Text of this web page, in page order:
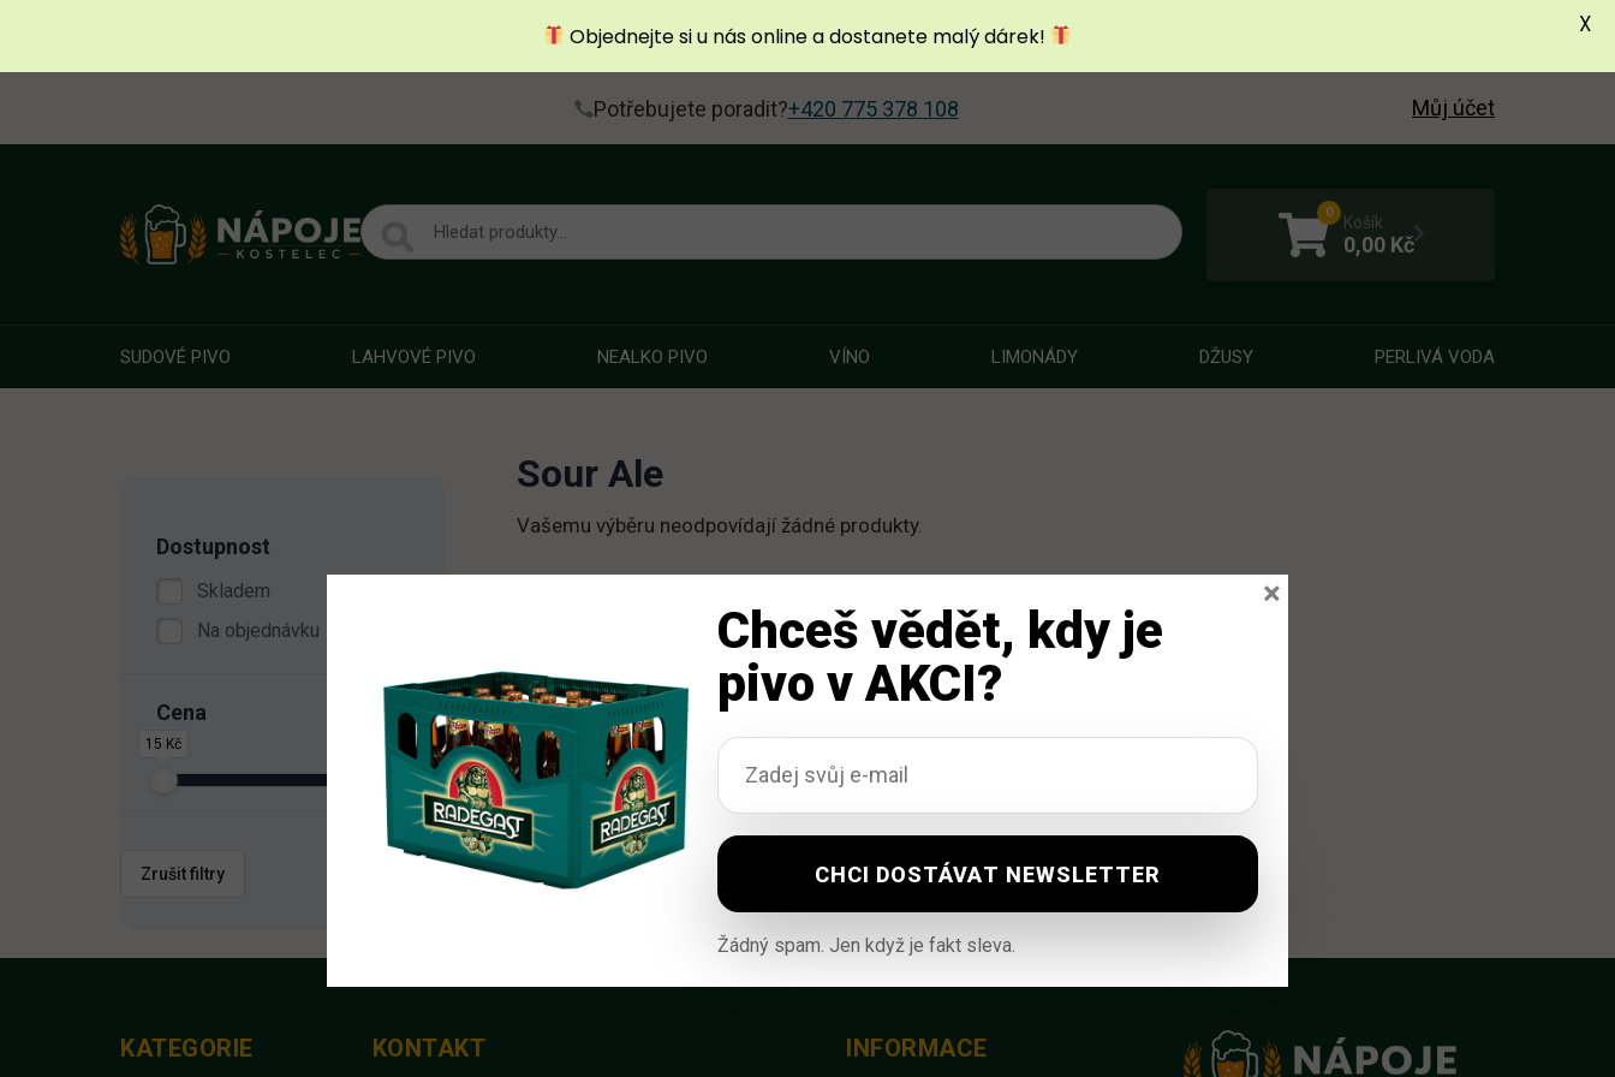
Potřebujete poradit?+420 775 378 108 Můj účet
0 Košík
0,00 Kč
SUDOVÉ PIVO LAHVOVÉ PIVO NEALKO PIVO VÍNO LIMONÁDY DŽUSY PERLIVÁ VODA
Dostupnost
Skladem
Na objednávku
Cena
15 Kč 2 332 Kč
Zrušit filtry
Sour Ale
Vašemu výběru neodpovídají žádné produkty.
KATEGORIE KONTAKT INFORMACE
Objednejte si u nás online a dostanete malý dárek! X
Chceš vědět, kdy je
pivo v AKCI?
Žádný spam. Jen když je fakt sleva.
×